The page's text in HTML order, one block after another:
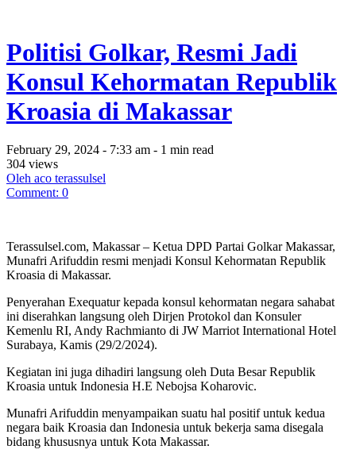
Politisi Golkar, Resmi Jadi
Konsul Kehormatan Republik
Kroasia di Makassar
February 29, 2024 - 7:33 am - 1 min read
304 views
Oleh aco terassulsel
Comment: 0
Terassulsel.com, Makassar – Ketua DPD Partai Golkar Makassar,
Munafri Arifuddin resmi menjadi Konsul Kehormatan Republik
Kroasia di Makassar.
Penyerahan Exequatur kepada konsul kehormatan negara sahabat
ini diserahkan langsung oleh Dirjen Protokol dan Konsuler
Kemenlu RI, Andy Rachmianto di JW Marriot International Hotel
Surabaya, Kamis (29/2/2024).
Kegiatan ini juga dihadiri langsung oleh Duta Besar Republik
Kroasia untuk Indonesia H.E Nebojsa Koharovic.
Munafri Arifuddin menyampaikan suatu hal positif untuk kedua
negara baik Kroasia dan Indonesia untuk bekerja sama disegala
bidang khususnya untuk Kota Makassar.